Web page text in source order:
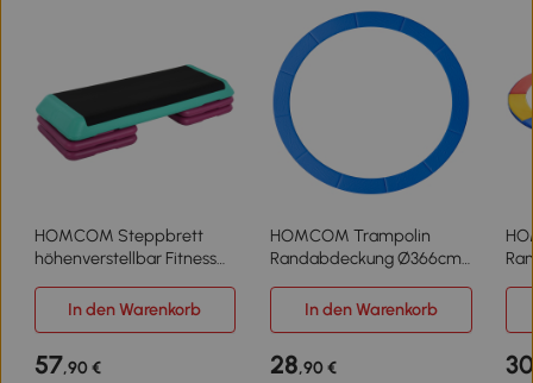
HOMCOM Steppbrett
höhenverstellbar Fitness
cm) Rutschfest Stepbench
für Zuhause Fitnessstudio
Schwarz+Grün+Violett
HOMCOM Trampolin
Randabdeckung Ø366cm
resistent Federabdeckung,
Wasserabweisend
Randschutz
In den Warenkorb In den Warenkorb
57,90 € 28,90 €